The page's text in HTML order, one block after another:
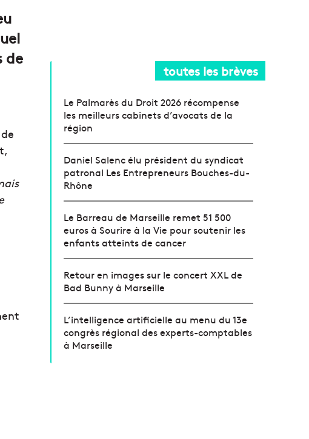
de
toutes les brèves
Le Palmarès du Droit 2026 récompense
les meilleurs cabinets d’avocats de la
région
Daniel Salenc élu président du syndicat
patronal Les Entrepreneurs Bouches-du-
Rhône
Le Barreau de Marseille remet 51 500
euros à Sourire à la Vie pour soutenir les
enfants atteints de cancer
Retour en images sur le concert XXL de
Bad Bunny à Marseille
L’intelligence artificielle au menu du 13e
congrès régional des experts-comptables
à Marseille